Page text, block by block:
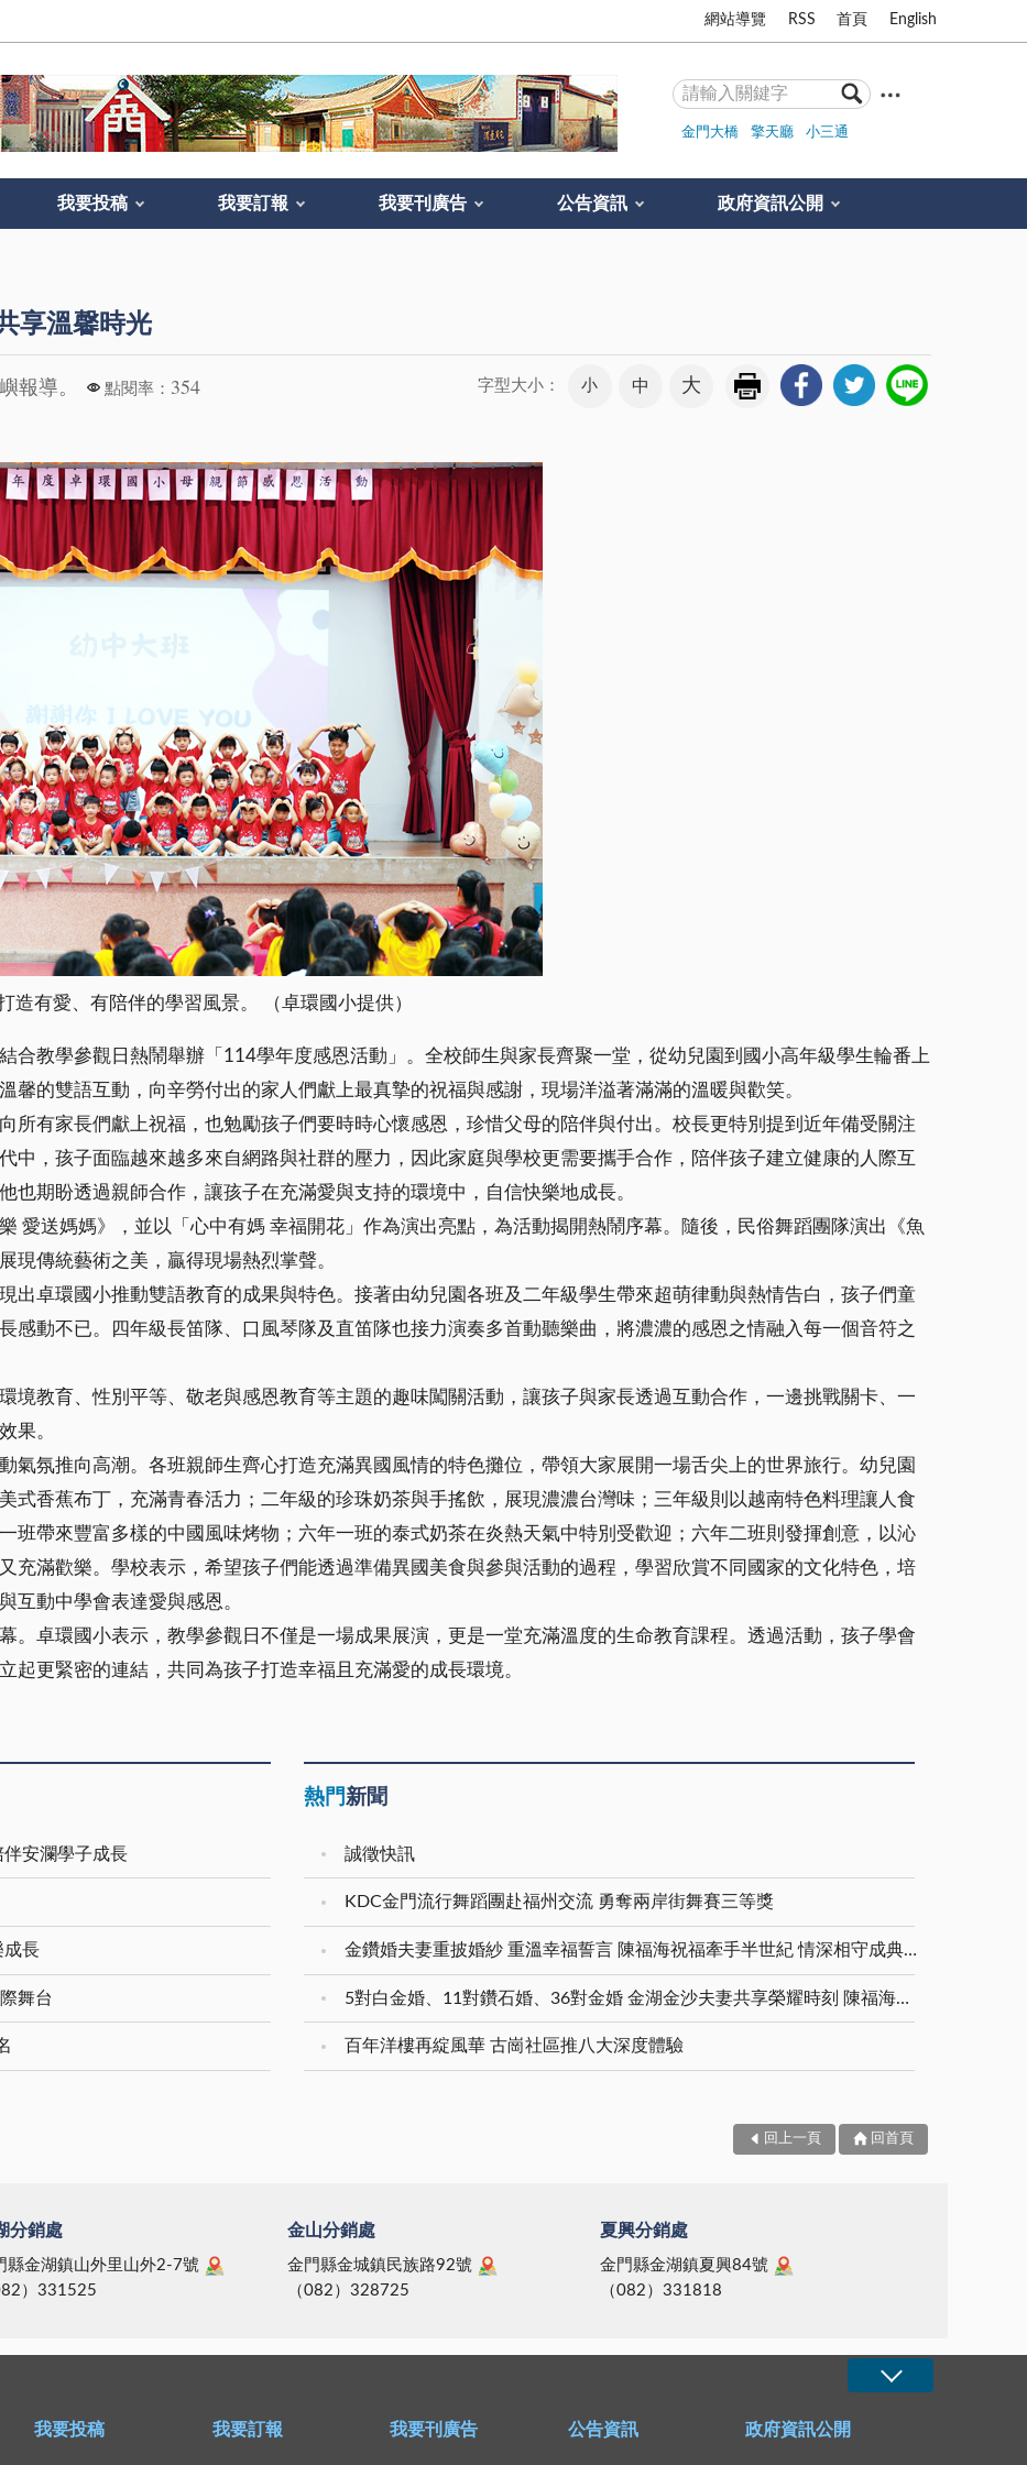
網站導覽 RSS 首頁 English
金門大橋 擎天廳 小三通
我要投稿 我要訂報 我要刊廣告 公告資訊 政府資訊公開
享溫馨時光
報導。 點閱率： 354 字型大小： 小 中 大
造有愛、有陪伴的學習風景。 （卓環國小提供）
合教學參觀日熱鬧舉辦「114學年度感恩活動」。全校師生與家長齊聚一堂，從幼兒園到國小高年級學生輪番上
馨的雙語互動，向辛勞付出的家人們獻上最真摯的祝福與感謝，現場洋溢著滿滿的溫暖與歡笑。
所有家長們獻上祝福，也勉勵孩子們要時時心懷感恩，珍惜父母的陪伴與付出。校長更特別提到近年備受關注
中，孩子面臨越來越多來自網路與社群的壓力，因此家庭與學校更需要攜手合作，陪伴孩子建立健康的人際互
也期盼透過親師合作，讓孩子在充滿愛與支持的環境中，自信快樂地成長。
愛送媽媽》，並以「心中有媽 幸福開花」作為演出亮點，為活動揭開熱鬧序幕。隨後，民俗舞蹈團隊演出《魚
現傳統藝術之美，贏得現場熱烈掌聲。
出卓環國小推動雙語教育的成果與特色。接著由幼兒園各班及二年級學生帶來超萌律動與熱情告白，孩子們童
感動不已。四年級長笛隊、口風琴隊及直笛隊也接力演奏多首動聽樂曲，將濃濃的感恩之情融入每一個音符之
境教育、性別平等、敬老與感恩教育等主題的趣味闖關活動，讓孩子與家長透過互動合作，一邊挑戰關卡、一
果。
氣氛推向高潮。各班親師生齊心打造充滿異國風情的特色攤位，帶領大家展開一場舌尖上的世界旅行。幼兒園
式香蕉布丁，充滿青春活力；二年級的珍珠奶茶與手搖飲，展現濃濃台灣味；三年級則以越南特色料理讓人食
班帶來豐富多樣的中國風味烤物；六年一班的泰式奶茶在炎熱天氣中特別受歡迎；六年二班則發揮創意，以沁
充滿歡樂。學校表示，希望孩子們能透過準備異國美食與參與活動的過程，學習欣賞不同國家的文化特色，培
互動中學會表達愛與感恩。
。卓環國小表示，教學參觀日不僅是一場成果展演，更是一堂充滿溫度的生命教育課程。透過活動，孩子學會
起更緊密的連結，共同為孩子打造幸福且充滿愛的成長環境。
安瀾學子成長
成長
舞台
熱門新聞
誠徵快訊
KDC金門流行舞蹈團赴福州交流 勇奪兩岸街舞賽三等獎
金鑽婚夫妻重披婚紗 重溫幸福誓言 陳福海祝福牽手半世紀 情深相守成典範
5對白金婚、11對鑽石婚、36對金婚 金湖金沙夫妻共享榮耀時刻 陳福海表揚金鑽婚夫妻 向半世紀相守家庭典範致敬
百年洋樓再綻風華 古崗社區推八大深度體驗
回上一頁 回首頁
分銷處
縣金湖鎮山外里山外2-7號
）331525
金山分銷處
金門縣金城鎮民族路92號
（082）328725
夏興分銷處
金門縣金湖鎮夏興84號
（082）331818
我要投稿 我要訂報 我要刊廣告 公告資訊 政府資訊公開